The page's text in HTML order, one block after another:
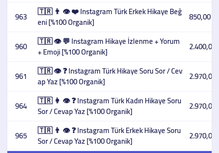
963 🇹🇷 👨 👁️ ❤️ Instagram Türk Erkek Hikaye Beğ
eni [%100 Organik] 850,00 TL
960 🇹🇷 👁️ 💬 Instagram Hikaye İzlenme + Yorum
+ Emoji [%100 Organik] 2.400,00
961 🇹🇷 👁️ ❓ Instagram Türk Hikaye Soru Sor / Cev
ap Yaz [%100 Organik] 2.970,00
964 🇹🇷 👩 👁️ ❓ Instagram Türk Kadın Hikaye Soru
Sor / Cevap Yaz [%100 Organik] 2.970,00
965 🇹🇷 👨 👁️ ❓ Instagram Türk Erkek Hikaye Soru
Sor / Cevap Yaz [%100 Organik] 2.970,00